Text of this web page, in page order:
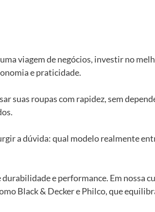
viagem de negócios, investir no
e praticidade.
suas roupas com rapidez, sem
a dúvida: qual modelo realmente
e performance. Em nossa
Black & Decker e Philco, que